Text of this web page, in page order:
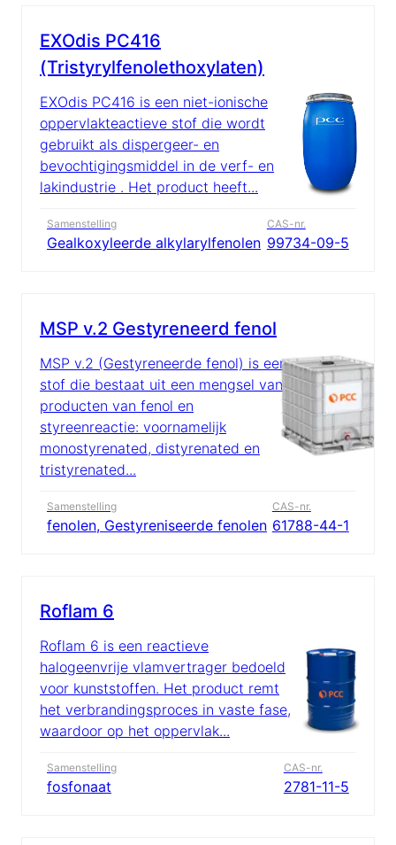
EXOdis PC416
(Tristyrylfenolethoxylaten)
EXOdis PC416 is een niet-ionische
oppervlakteactieve stof die wordt
gebruikt als dispergeer- en
bevochtigingsmiddel in de verf- en
lakindustrie . Het product heeft...
Samenstelling
Gealkoxyleerde alkylarylfenolen
CAS-nr.
99734-09-5
MSP v.2 Gestyreneerd fenol
MSP v.2 (Gestyreneerde fenol) is een
stof die bestaat uit een mengsel van
producten van fenol en
styreenreactie: voornamelijk
monostyrenated, distyrenated en
tristyrenated...
Samenstelling
fenolen, Gestyreniseerde fenolen
CAS-nr.
61788-44-1
Roflam 6
Roflam 6 is een reactieve
halogeenvrije vlamvertrager bedoeld
voor kunststoffen. Het product remt
het verbrandingsproces in vaste fase,
waardoor op het oppervlak...
Samenstelling
fosfonaat
CAS-nr.
2781-11-5